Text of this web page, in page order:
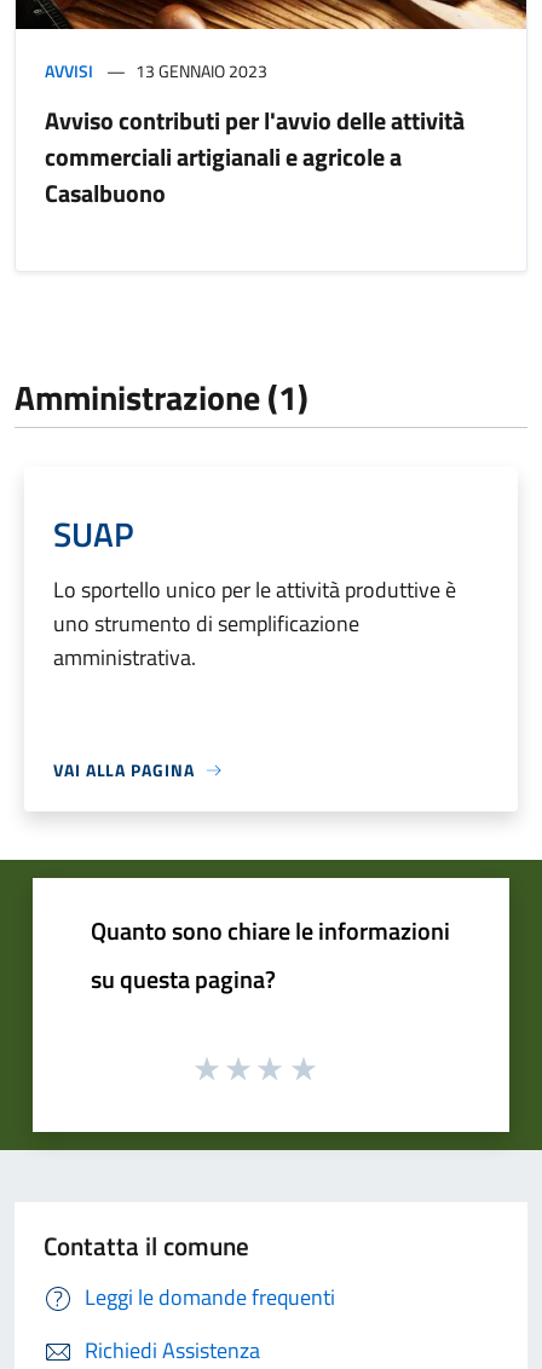
AVVISI 13 GENNAIO 2023
Avviso contributi per l'avvio delle attività
commerciali artigianali e agricole a
Casalbuono
Amministrazione (1)
SUAP
Lo sportello unico per le attività produttive è
uno strumento di semplificazione
amministrativa.
VAI ALLA PAGINA
Quanto sono chiare le informazioni
su questa pagina?
Contatta il comune
Leggi le domande frequenti
Richiedi Assistenza